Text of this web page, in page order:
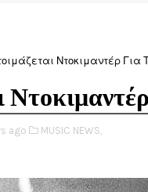
Ντοκιμαντέρ Για
ago MUSIC NEWS,